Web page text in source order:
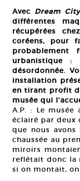
Avec Dream City
différentes
récupérées
coréens, pour
probablement
urbanistique :
désordonnée.
installation
en tirant profit
musée qui
A.P. : Le
éclairé par deux
que nous
chaussée au
miroirs
reflétait donc la
si on montait,